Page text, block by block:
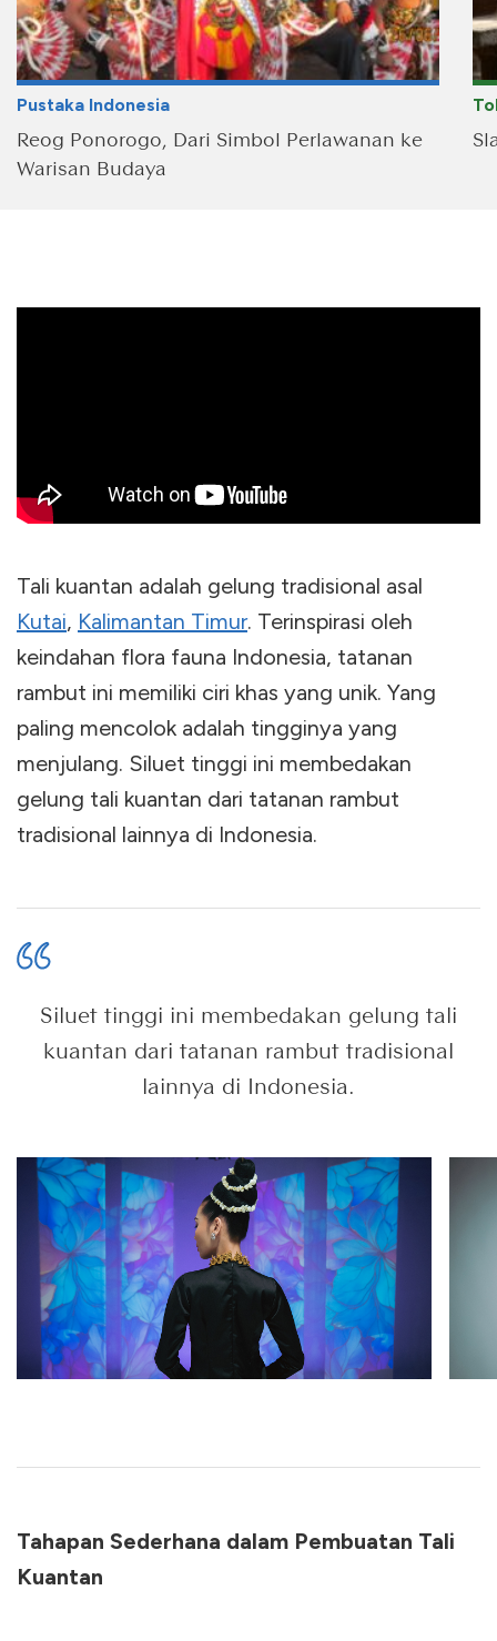
Pustaka Indonesia
Reog Ponorogo, Dari Simbol Perlawanan ke
Warisan Budaya
Tali kuantan adalah gelung tradisional asal
Kutai, Kalimantan Timur. Terinspirasi oleh
keindahan flora fauna Indonesia, tatanan
rambut ini memiliki ciri khas yang unik. Yang
paling mencolok adalah tingginya yang
menjulang. Siluet tinggi ini membedakan
gelung tali kuantan dari tatanan rambut
tradisional lainnya di Indonesia.
Siluet tinggi ini membedakan gelung tali
kuantan dari tatanan rambut tradisional
lainnya di Indonesia.
Tahapan Sederhana dalam Pembuatan Tali
Kuantan